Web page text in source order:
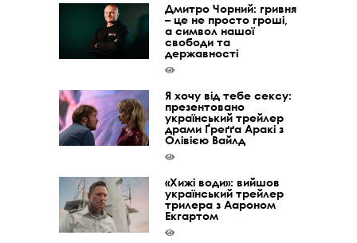
Дмитро Чорний: гривня
– це не просто гроші,
а символ нашої
свободи та
державності
Я хочу від тебе сексу:
презентовано
український трейлер
драми Ґреґґа Аракі з
Олівією Вайлд
«Хижі води»: вийшов
український трейлер
трилера з Аароном
Екгартом